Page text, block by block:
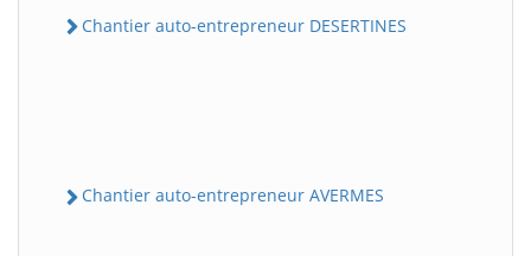
Chantier auto-entrepreneur DESERTINES
Chantier auto-entrepreneur AVERMES